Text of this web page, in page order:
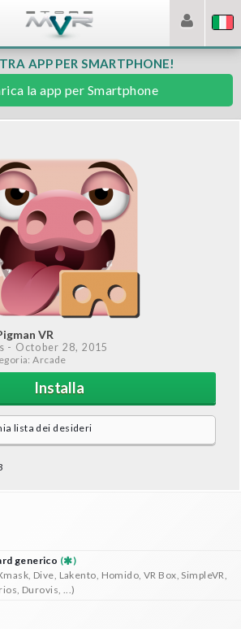
APP PER SMARTPHONE!
la app per Smartphone
VR
- October 28, 2015
Arcade
Installa
lista dei desideri
generico (
)
Dive, Lakento, Homido, VR Box, SimpleVR,
Durovis, ...)